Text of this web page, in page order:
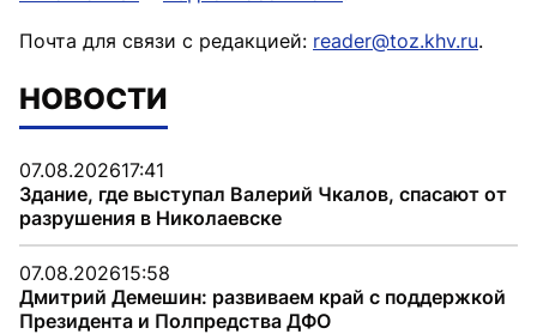
Почта для связи с редакцией: reader@toz.khv.ru.
НОВОСТИ
07.08.202617:41
Здание, где выступал Валерий Чкалов, спасают от
разрушения в Николаевске
07.08.202615:58
Дмитрий Демешин: развиваем край с поддержкой
Президента и Полпредства ДФО